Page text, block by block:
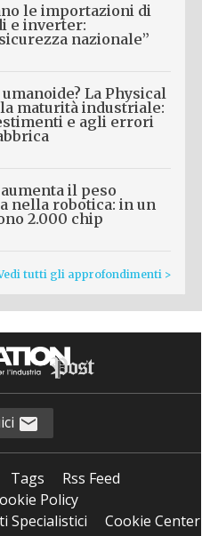
le importazioni di
e inverter:
nazionale”
La Physical
maturità industriale:
e agli errori
il peso
nella robotica: in un
2.000 chip
tutti gli approfondimenti >
Tags
Rss Feed
Policy
Specialistici
Cookie Center